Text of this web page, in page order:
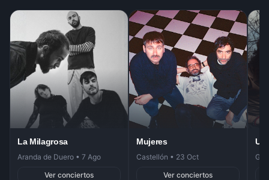
La Milagrosa
Aranda de Duero • 7 Ago
Ver conciertos
Mujeres
Castellón • 23 Oct
Ver conciertos